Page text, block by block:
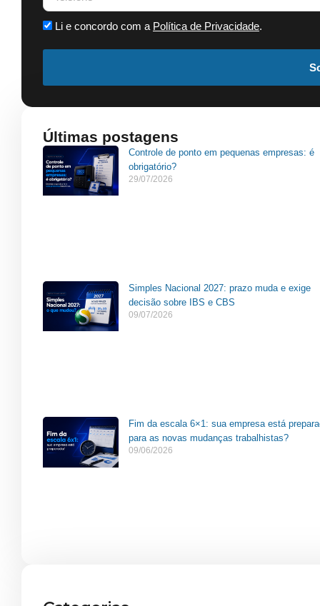
Li e concordo com a Política de Privacidade.
Últimas postagens
Controle de ponto em pequenas empresas: é
obrigatório?
29/07/2026
Simples Nacional 2027: prazo muda e exige
decisão sobre IBS e CBS
09/07/2026
Fim da escala 6×1: sua empresa está
para as novas mudanças trabalhistas?
09/06/2026